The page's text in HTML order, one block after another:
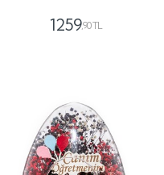
1259,90 TL